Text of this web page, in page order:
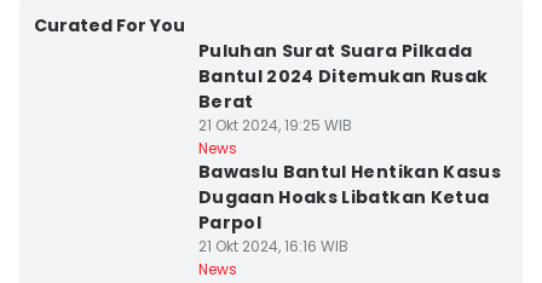
Curated For You
Puluhan Surat Suara Pilkada
Bantul 2024 Ditemukan Rusak
Berat
21 Okt 2024, 19:25 WIB
News
Bawaslu Bantul Hentikan Kasus
Dugaan Hoaks Libatkan Ketua
Parpol
21 Okt 2024, 16:16 WIB
News